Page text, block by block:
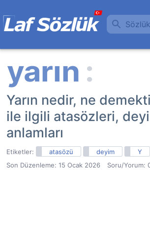
Yarın nedir, ne
ile ilgili atasözleri,
anlamları
Etiketler: atasözü deyim
Y
Son Düzenleme: 15 Ocak 2026 Soru/Yorum: